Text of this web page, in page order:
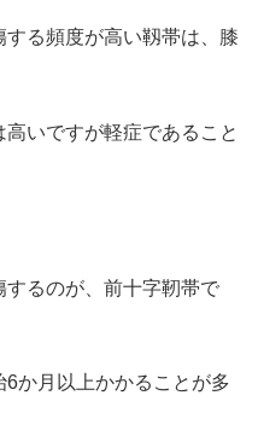
る頻度が高い靱帯は、膝
高いですが軽症であること
るのが、前十字靭帯で
か月以上かかることが多